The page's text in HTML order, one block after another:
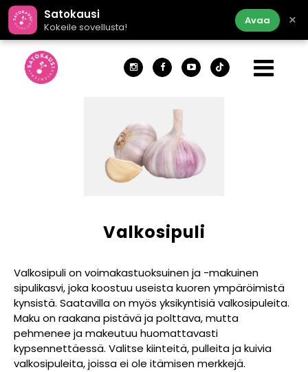
Satokausi
Kokeile sovellusta!
Avaa ×
Valkosipuli
Valkosipuli on voimakastuoksuinen ja -makuinen
sipulikasvi, joka koostuu useista kuoren ympäröimistä
kynsistä. Saatavilla on myös yksikyntisiä valkosipuleita.
Maku on raakana pistävä ja polttava, mutta
pehmenee ja makeutuu huomattavasti
kypsennettäessä. Valitse kiinteitä, pulleita ja kuivia
valkosipuleita, joissa ei ole itämisen merkkejä.